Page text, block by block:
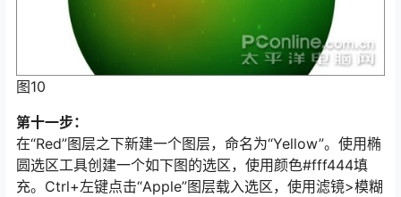
图10
第十一步：
在“Red”图层之下新建一个图层，命名为“Yellow”。使用椭
圆选区工具创建一个如下图的选区，使用颜色#fff444填
充。Ctrl+左键点击“Apple”图层载入选区，使用滤镜>模糊